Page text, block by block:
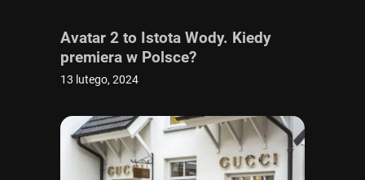
Avatar 2 to Istota Wody. Kiedy
premiera w Polsce?
13 lutego, 2024